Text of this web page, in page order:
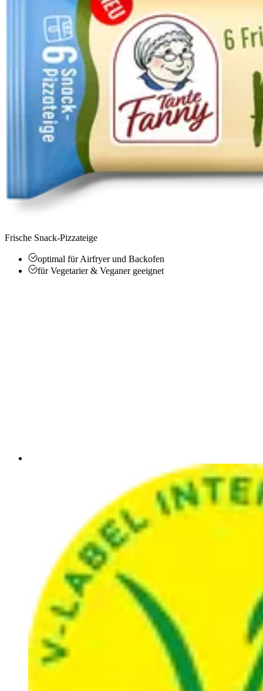
Frische Snack-Pizzateige
optimal für Airfryer und Backofen
für Vegetarier & Veganer geeignet